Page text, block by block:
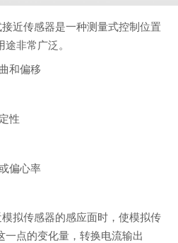
近传感器是一种测量式控制位置
非常广泛。
和偏移
性
偏心率
传感器的感应面时，使模拟传
一点的变化量，转换电流输出